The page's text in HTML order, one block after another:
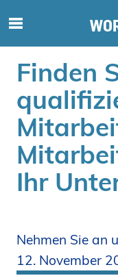
e
e
r
i
d
l
d
p
Finden
Ihr
Nehmen Sie an
12. November